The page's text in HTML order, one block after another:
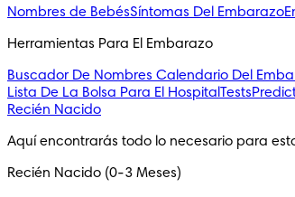
Nombres de BebésSíntomas Del Embarazo
Herramientas Para El Embarazo
Buscador De Nombres Calendario Del
Lista De La Bolsa Para El Hospital Tests
Recién Nacido
Aquí encontrarás todo lo necesario para
Recién Nacido (0-3 Meses)